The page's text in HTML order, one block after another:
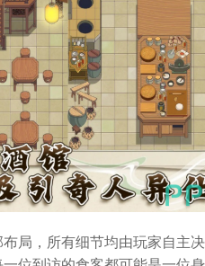
局，所有细节均由玩家自主